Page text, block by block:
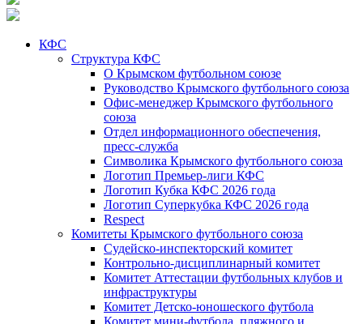
КФС
Структура КФС
О Крымском футбольном союзе
Руководство Крымского футбольного союза
Офис-менеджер Крымского футбольного
союза
Отдел информационного обеспечения,
пресс-служба
Символика Крымского футбольного союза
Логотип Премьер-лиги КФС
Логотип Кубка КФС 2026 года
Логотип Суперкубка КФС 2026 года
Respect
Комитеты Крымского футбольного союза
Судейско-инспекторский комитет
Контрольно-дисциплинарный комитет
Комитет Аттестации футбольных клубов и
инфраструктуры
Комитет Детско-юношеского футбола
Комитет мини-футбола, пляжного и